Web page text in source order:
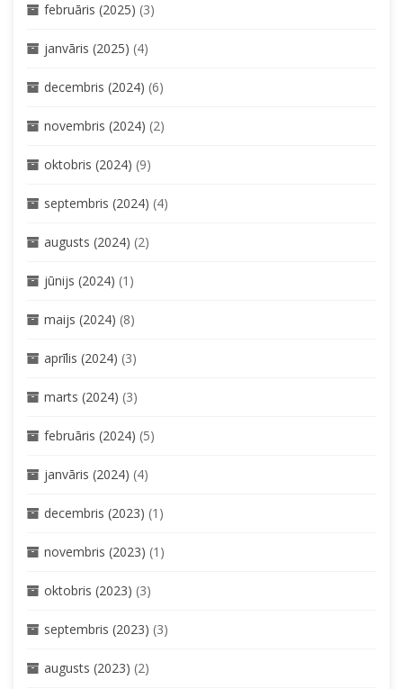
februāris (2025) (3)
janvāris (2025) (4)
decembris (2024) (6)
novembris (2024) (2)
oktobris (2024) (9)
septembris (2024) (4)
augusts (2024) (2)
jūnijs (2024) (1)
maijs (2024) (8)
aprīlis (2024) (3)
marts (2024) (3)
februāris (2024) (5)
janvāris (2024) (4)
decembris (2023) (1)
novembris (2023) (1)
oktobris (2023) (3)
septembris (2023) (3)
augusts (2023) (2)